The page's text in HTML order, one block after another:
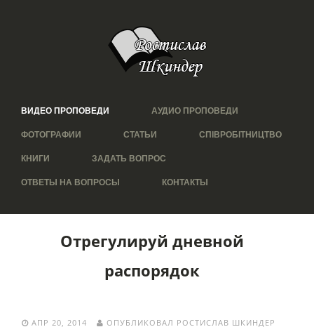
ВИДЕО ПРОПОВЕДИ АУДИО ПРОПОВЕДИ
ФОТОГРАФИИ СТАТЬИ СПІВРОБІТНИЦТВО
КНИГИ ЗАДАТЬ ВОПРОС
ОТВЕТЫ НА ВОПРОСЫ КОНТАКТЫ
Отрегулируй дневной
распорядок
АПР 20, 2014
ОПУБЛИКОВАЛ РОСТИСЛАВ ШКИНДЕР